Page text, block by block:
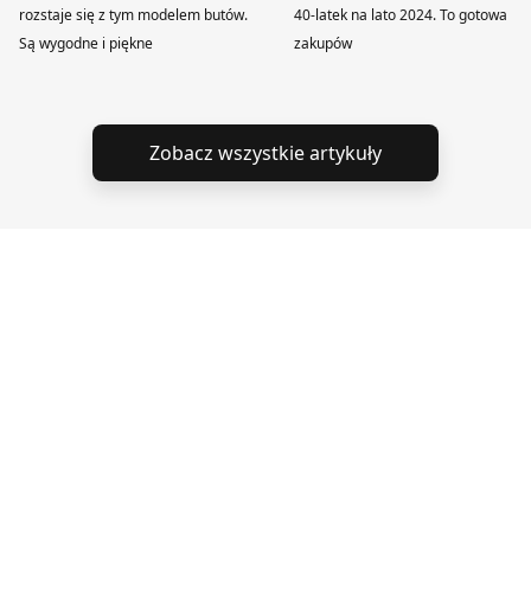
rozstaje się z tym modelem butów.
Są wygodne i piękne
40-latek na lato 2024. To gotowa
zakupów
Zobacz wszystkie artykuły